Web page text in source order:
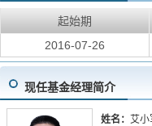
起始期
2016-07-26
现任基金经理简介
姓名： 艾小